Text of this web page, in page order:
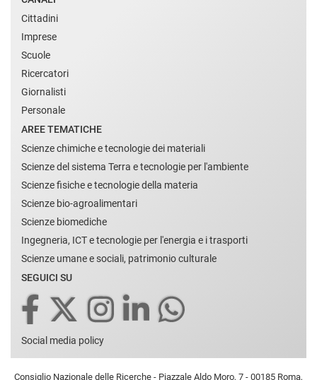
Cittadini
Imprese
Scuole
Ricercatori
Giornalisti
Personale
AREE TEMATICHE
Scienze chimiche e tecnologie dei materiali
Scienze del sistema Terra e tecnologie per l'ambiente
Scienze fisiche e tecnologie della materia
Scienze bio-agroalimentari
Scienze biomediche
Ingegneria, ICT e tecnologie per l'energia e i trasporti
Scienze umane e sociali, patrimonio culturale
SEGUICI SU
Social media policy
Consiglio Nazionale delle Ricerche - Piazzale Aldo Moro, 7 - 00185 Roma,